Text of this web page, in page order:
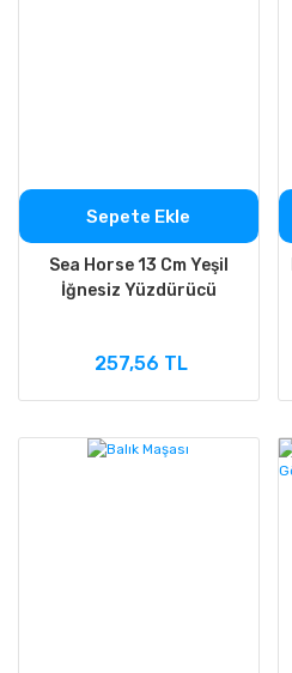
Sepete Ekle
Sea Horse 13 Cm Yeşil
İğnesiz Yüzdürücü
257,56 TL